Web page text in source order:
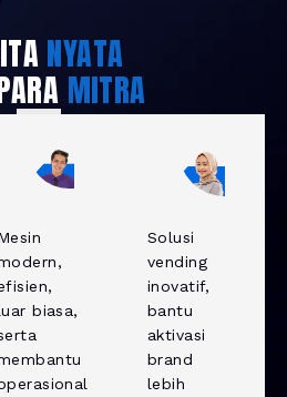
NYATA
MITRA
biasa,
Solusi
vending
inovatif,
bantu
aktivasi
brand
lebih